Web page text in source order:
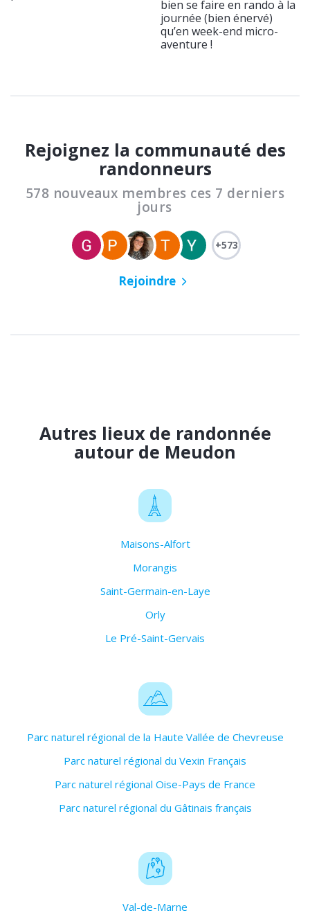
bien se faire en rando à la
journée (bien énervé)
qu’en week-end micro-
aventure !
Rejoignez la communauté des
randonneurs
578 nouveaux membres ces 7 derniers
jours
+573
Rejoindre
Autres lieux de randonnée
autour de Meudon
Maisons-Alfort
Morangis
Saint-Germain-en-Laye
Orly
Le Pré-Saint-Gervais
Parc naturel régional de la Haute Vallée de Chevreuse
Parc naturel régional du Vexin Français
Parc naturel régional Oise-Pays de France
Parc naturel régional du Gâtinais français
Val-de-Marne